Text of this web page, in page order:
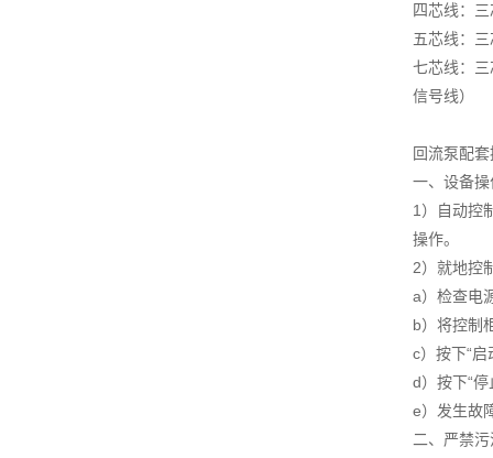
四芯线：
五芯线：
七芯线：
信号线）
回流泵配
一、设备操
1）自动控
操作。
2）就地控
a）检查电
b）将控制
c）按下“
d）按下“
e）发生故
二、严禁